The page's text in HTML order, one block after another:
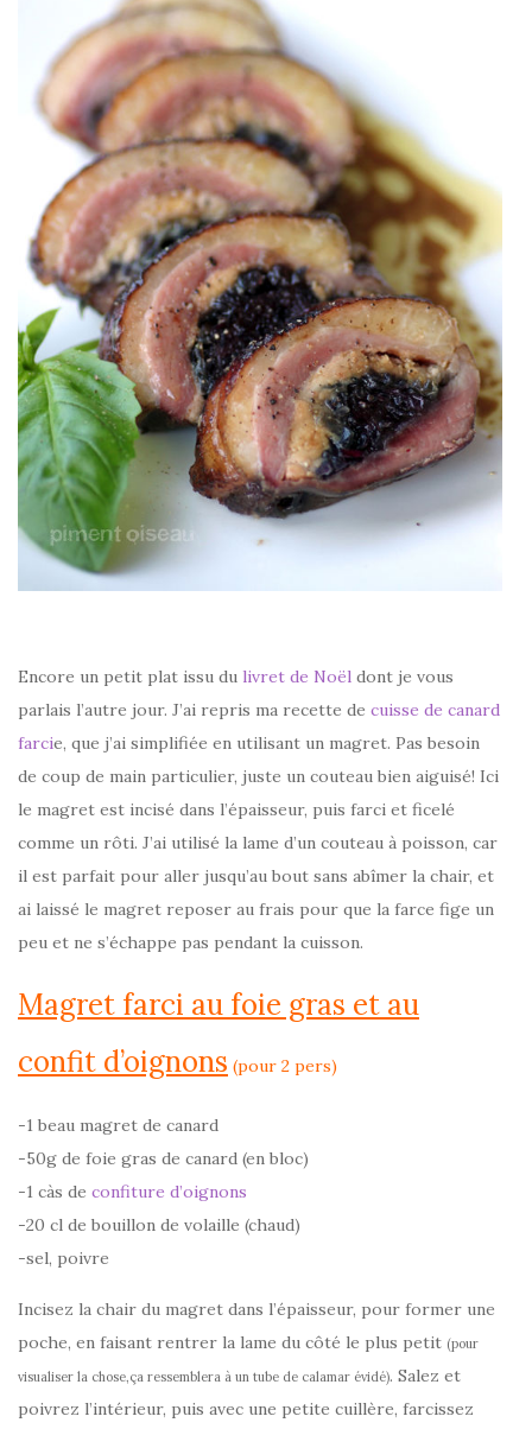
Encore un petit plat issu du livret de Noël dont je vous
parlais l’autre jour. J’ai repris ma recette de cuisse de canard
farcie, que j’ai simplifiée en utilisant un magret. Pas besoin
de coup de main particulier, juste un couteau bien aiguisé! Ici
le magret est incisé dans l’épaisseur, puis farci et ficelé
comme un rôti. J’ai utilisé la lame d’un couteau à poisson, car
il est parfait pour aller jusqu’au bout sans abîmer la chair, et
ai laissé le magret reposer au frais pour que la farce fige un
peu et ne s’échappe pas pendant la cuisson.
Magret farci au foie gras et au
confit d’oignons (pour 2 pers)
-1 beau magret de canard
-50g de foie gras de canard (en bloc)
-1 càs de confiture d’oignons
-20 cl de bouillon de volaille (chaud)
-sel, poivre
Incisez la chair du magret dans l’épaisseur, pour former une
poche, en faisant rentrer la lame du côté le plus petit (pour
visualiser la chose,ça ressemblera à un tube de calamar évidé). Salez et
poivrez l’intérieur, puis avec une petite cuillère, farcissez